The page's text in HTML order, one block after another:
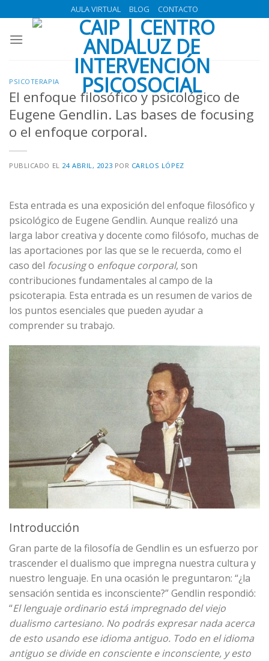
to
content
AULA VIRTUAL BLOG CONTACTO
PSICOTERAPIA
El enfoque filosófico y psicológico de
Eugene Gendlin. Las bases de focusing
o el enfoque corporal.
PUBLICADO EL 24 ABRIL, 2023 POR CARLOS LÓPEZ
Esta entrada es una exposición del enfoque filosófico y
psicológico de Eugene Gendlin. Aunque realizó una
larga labor creativa y docente como filósofo, muchas de
las aportaciones por las que se le recuerda, como el
caso del focusingo enfoque corporal, son
contribuciones fundamentales al campo de la
psicoterapia. Esta entrada es un resumen de varios de
los puntos esenciales que pueden ayudar a
comprender su trabajo.
Introducción
Gran parte de la filosofía de Gendlin es un esfuerzo por
trascender el dualismo que impregna nuestra cultura y
nuestro lenguaje. En una ocasión le preguntaron: “¿la
sensación sentida es inconsciente?” Gendlin respondió:
“El lenguaje ordinario está impregnado del viejo
dualismo cartesiano. No podrás expresar nada acerca
de esto usando ese idioma antiguo. Todo en el idioma
antiguo se divide en consciente e inconsciente, y esto